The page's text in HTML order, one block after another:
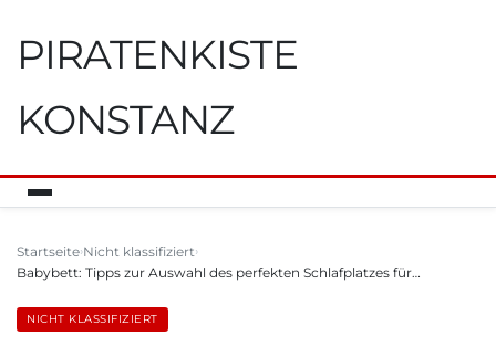
PIRATENKISTE
KONSTANZ
Startseite Nicht klassifiziert
Babybett: Tipps zur Auswahl des perfekten Schlafplatzes für…
NICHT KLASSIFIZIERT